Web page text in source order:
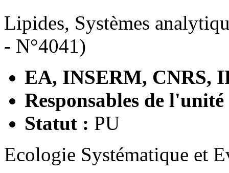
Lipides, Systèmes
- N°4041)
EA, INSERM, CNRS,
Responsables de
Statut : PU
Ecologie Systématique et